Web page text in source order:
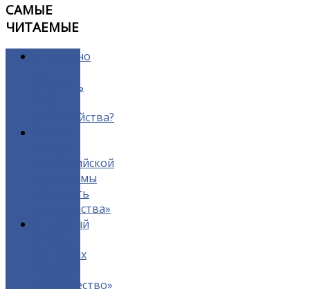
САМЫЕ
ЧИТАЕМЫЕ
Возможно
искупить
детоубийства?
Всероссийской
программы
«Святость
материнства»
Итоговый
активных
«Сообщество»